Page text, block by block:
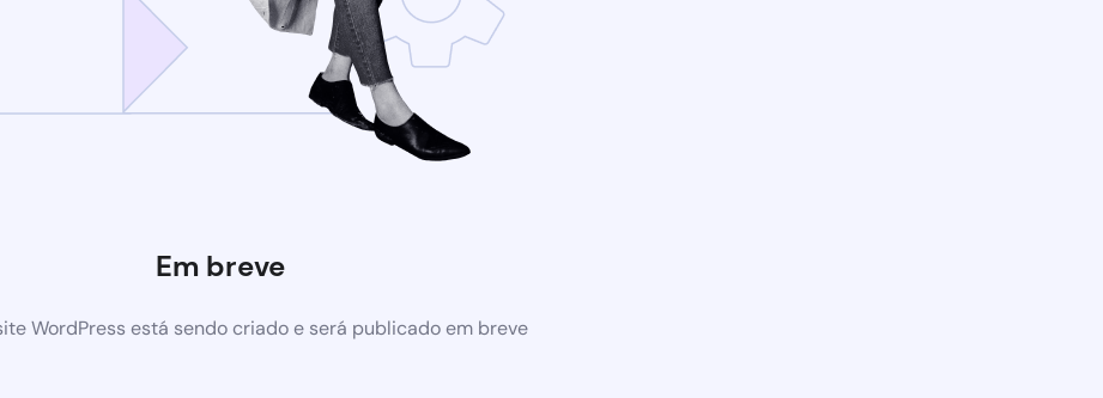
Em breve
WordPress está sendo criado e será publicado em breve